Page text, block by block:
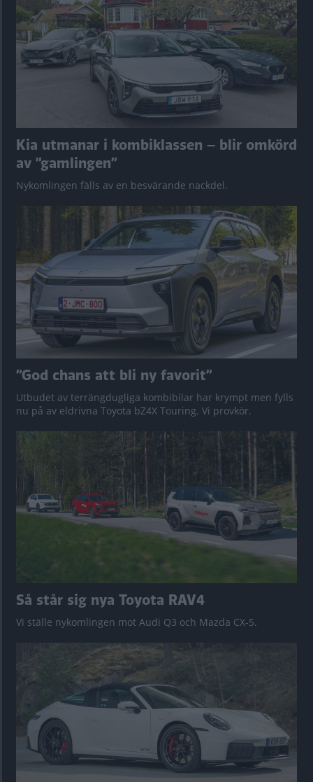
Kia utmanar i kombiklassen – blir omkörd
av ”gamlingen”
Nykomlingen fälls av en besvärande nackdel.
”God chans att bli ny favorit”
Utbudet av terrängdugliga kombibilar har krympt men fylls
nu på av eldrivna Toyota bZ4X Touring. Vi provkör.
Så står sig nya Toyota RAV4
Vi ställe nykomlingen mot Audi Q3 och Mazda CX-5.